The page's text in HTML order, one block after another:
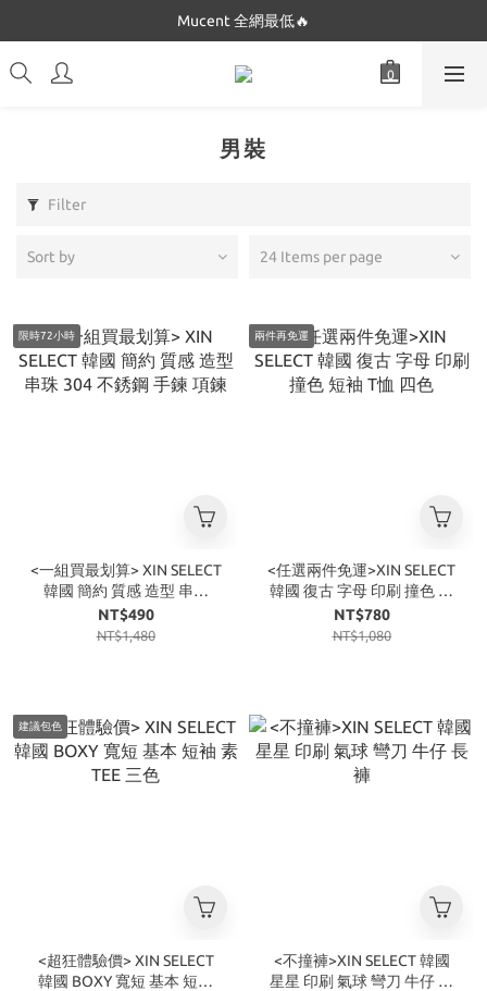
Dickies 最低只要$5XX!!
Mucent 全網最低🔥
Dickies 最低只要$5XX!!
男裝
Filter
Sort by 24 Items per page
限時72小時
<一組買最划算> XIN SELECT
韓國 簡約 質感 造型 串珠
304 不銹鋼 手鍊 項鍊
NT$490
NT$1,480
兩件再免運
<任選兩件免運>XIN SELECT
韓國 復古 字母 印刷 撞色 短
袖 T恤 四色
NT$780
NT$1,080
建議包色
<超狂體驗價> XIN SELECT
韓國 BOXY 寬短 基本 短袖
<不撞褲>XIN SELECT 韓國
星星 印刷 氣球 彎刀 牛仔 長